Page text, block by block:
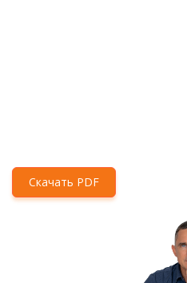
Скачать PDF